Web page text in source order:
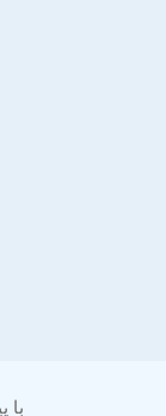
با